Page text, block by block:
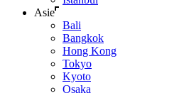
Asie
Bali
Bangkok
Hong Kong
Tokyo
Kyoto
Osaka